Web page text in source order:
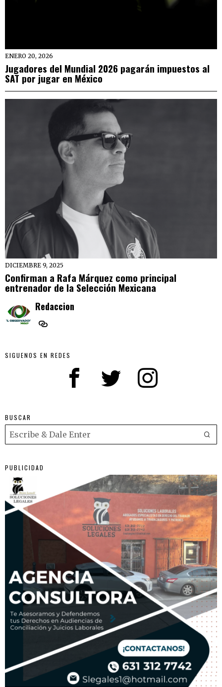
ENERO 20, 2026
Jugadores del Mundial 2026 pagarán impuestos al
SAT por jugar en México
DICIEMBRE 9, 2025
Confirman a Rafa Márquez como principal
entrenador de la Selección Mexicana
Redaccion
SIGUENOS EN REDES
BUSCAR
PUBLICIDAD